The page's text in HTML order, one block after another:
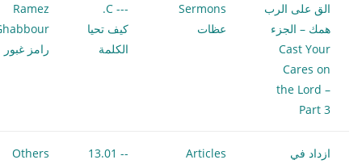
الق على الرب
همك – الجزء
Cast Your
Cares on
the Lord –
Part 3
Sermons
عظات
--- C.
كيف تحيا
الكلمة
Ramez
رامز غبور
ازداد في
Articles
-- 13.01
Others